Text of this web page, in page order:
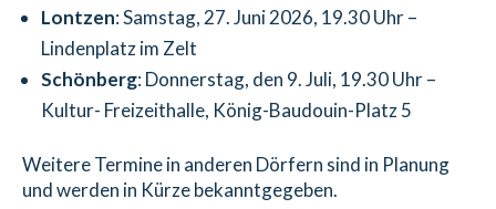
Lontzen: Samstag, 27. Juni 2026, 19.30 Uhr –
Lindenplatz im Zelt
Schönberg: Donnerstag, den 9. Juli, 19.30 Uhr –
Kultur- Freizeithalle, König-Baudouin-Platz 5
Weitere Termine in anderen Dörfern sind in Planung
und werden in Kürze bekanntgegeben.